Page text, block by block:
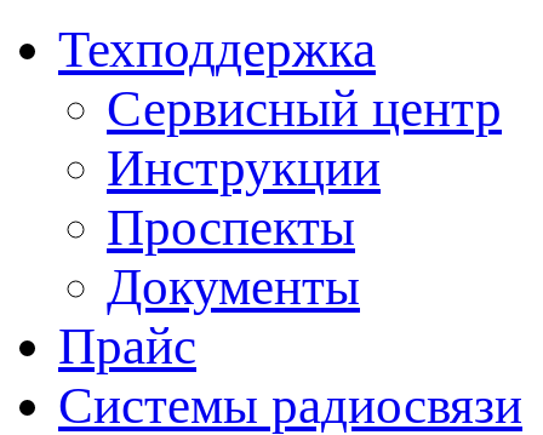
Техподдержка
Сервисный центр
Инструкции
Проспекты
Документы
Прайс
Системы радиосвязи